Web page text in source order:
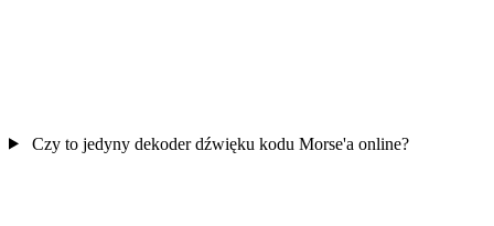
Czy to jedyny dekoder dźwięku kodu Morse'a online?